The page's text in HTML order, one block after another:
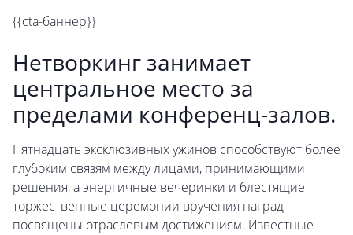
{{cta-баннер}}
Нетворкинг занимает
центральное место за
пределами конференц-залов.
Пятнадцать эксклюзивных ужинов способствуют более
глубоким связям между лицами, принимающими
решения, а энергичные вечеринки и блестящие
торжественные церемонии вручения наград
посвящены отраслевым достижениям. Известные